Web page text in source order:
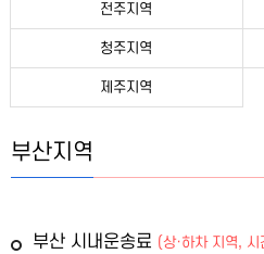
전주지역
청주지역
제주지역
부산지역
부산 시내운송료 (상·하차 지역,